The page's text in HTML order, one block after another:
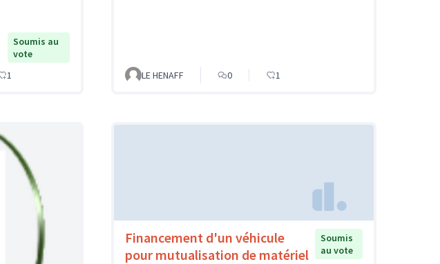
Soumis au
vote
1 LE HENAFF 0 1
Financement d'un véhicule
pour mutualisation de matériel
Soumis
au vote